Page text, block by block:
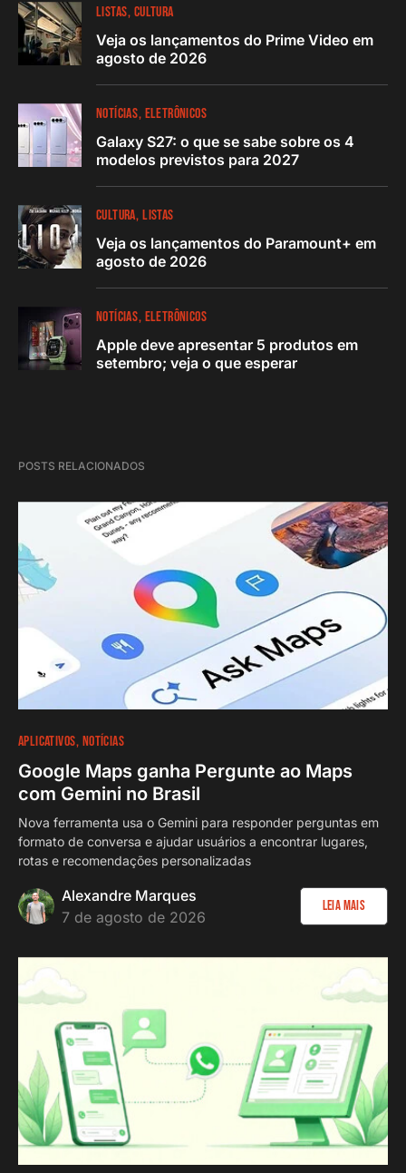
LISTAS CULTURA
Veja os lançamentos do Prime Video em
agosto de 2026
NOTÍCIAS ELETRÔNICOS
Galaxy S27: o que se sabe sobre os 4
modelos previstos para 2027
CULTURA LISTAS
Veja os lançamentos do Paramount+ em
agosto de 2026
NOTÍCIAS ELETRÔNICOS
Apple deve apresentar 5 produtos em
setembro; veja o que esperar
POSTS RELACIONADOS
APLICATIVOS NOTÍCIAS
Google Maps ganha Pergunte ao Maps
com Gemini no Brasil
Nova ferramenta usa o Gemini para responder perguntas em
formato de conversa e ajudar usuários a encontrar lugares,
rotas e recomendações personalizadas
Alexandre Marques
7 de agosto de 2026
Leia Mais